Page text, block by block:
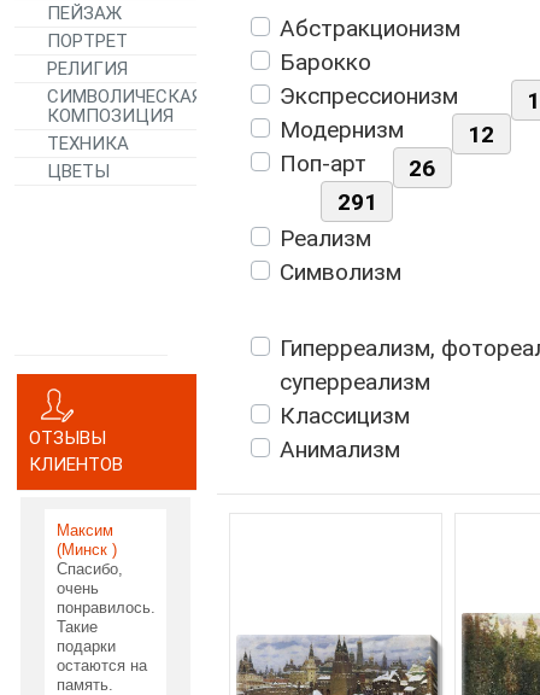
ПЕЙЗАЖ
ПОРТРЕТ
РЕЛИГИЯ
СИМВОЛИЧЕСКАЯ
КОМПОЗИЦИЯ
ТЕХНИКА
ЦВЕТЫ
ОТЗЫВЫ
КЛИЕНТОВ
Максим
(Минск )
Спасибо,
очень
понравилось.
Такие
подарки
остаются на
память.
Абстракционизм
Барокко
Экспрессионизм
12
Модернизм
26
Поп-арт
291
Реализм
Символизм
Гиперреализм,
суперреализм
Классицизм
Анимализм